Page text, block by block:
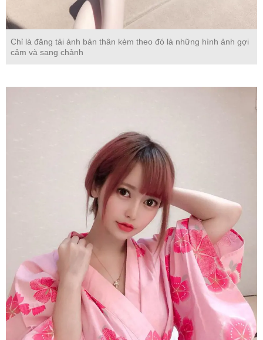
Chỉ là đăng tải ảnh bản thân kèm theo đó là những hình ảnh gợi
cảm và sang chảnh